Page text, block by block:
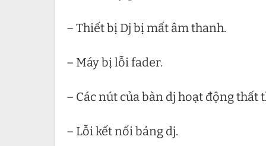
– Thiết bị Dj bị mất âm thanh.
– Máy bị lỗi fader.
– Các nút của bàn dj hoạt động thất
– Lỗi kết nối bảng dj.